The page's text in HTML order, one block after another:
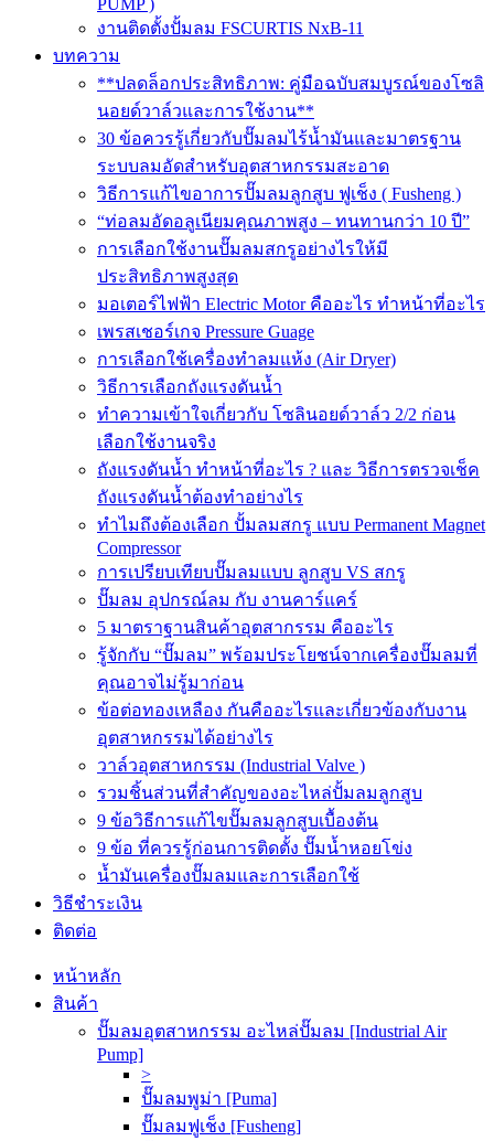
PUMP )
งานติดตั้งปั้มลม FSCURTIS NxB-11
บทความ
**ปลดล็อกประสิทธิภาพ: คู่มือฉบับสมบูรณ์ของโซลิ
นอยด์วาล์วและการใช้งาน**
30 ข้อควรรู้เกี่ยวกับปั๊มลมไร้น้ำมันและมาตรฐาน
ระบบลมอัดสำหรับอุตสาหกรรมสะอาด
วิธีการแก้ไขอาการปั๊มลมลูกสูบ ฟูเช็ง ( Fusheng )
“ท่อลมอัดอลูเนียมคุณภาพสูง – ทนทานกว่า 10 ปี”
การเลือกใช้งานปั๊มลมสกรูอย่างไรให้มี
ประสิทธิภาพสูงสุด
มอเตอร์ไฟฟ้า Electric Motor คืออะไร ทำหน้าที่อะไร
เพรสเชอร์เกจ Pressure Guage
การเลือกใช้เครื่องทำลมแห้ง (Air Dryer)
วิธีการเลือกถังแรงดันน้ำ
ทำความเข้าใจเกี่ยวกับ โซลินอยด์วาล์ว 2/2 ก่อน
เลือกใช้งานจริง
ถังแรงดันน้ำ ทำหน้าที่อะไร ? และ วิธีการตรวจเช็ค
ถังแรงดันน้ำต้องทำอย่างไร
ทำไมถึงต้องเลือก ปั้มลมสกรู แบบ Permanent Magnet
Compressor
การเปรียบเทียบปั๊มลมแบบ ลูกสูบ VS สกรู
ปั๊มลม อุปกรณ์ลม กับ งานคาร์แคร์
5 มาตราฐานสินค้าอุตสากรรม คืออะไร
รู้จักกับ “ปั๊มลม” พร้อมประโยชน์จากเครื่องปั๊มลมที่
คุณอาจไม่รู้มาก่อน
ข้อต่อทองเหลือง กันคืออะไรและเกี่ยวข้องกับงาน
อุตสาหกรรมได้อย่างไร
วาล์วอุตสาหกรรม (Industrial Valve )
รวมชิ้นส่วนที่สำคัญของอะไหล่ปั้มลมลูกสูบ
9 ข้อวิธีการแก้ไขปั๊มลมลูกสูบเบื้องต้น
9 ข้อ ที่ควรรู้ก่อนการติดตั้ง ปั๊มน้ำหอยโข่ง
น้ำมันเครื่องปั๊มลมและการเลือกใช้
วิธีชำระเงิน
ติดต่อ
หน้าหลัก
สินค้า
ปั๊มลมอุตสาหกรรม อะไหล่ปั๊มลม [Industrial Air
Pump]
>
ปั๊มลมพูม่า [Puma]
ปั๊มลมฟูเช็ง [Fusheng]